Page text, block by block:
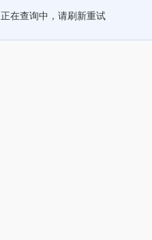
正在查询中，请刷新重试